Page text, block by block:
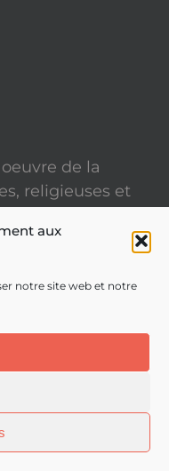
aux
notre site web et notre
de la
religieuses et